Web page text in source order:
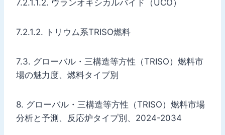
7.2.1.1.2. ウランオキシカルバイド（UCO）
7.2.1.2. トリウム系TRISO燃料
7.3. グローバル・三構造等方性（TRISO）燃料市
場の魅力度、燃料タイプ別
8. グローバル・三構造等方性（TRISO）燃料市場
分析と予測、反応炉タイプ別、2024-2034